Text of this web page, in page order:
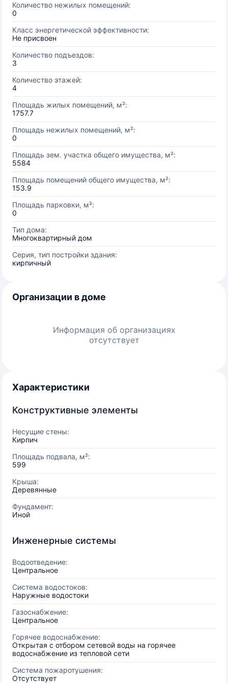
Количество нежилых помещений:
0
Класс энергетической эффективности:
Не присвоен
Количество подъездов:
3
Количество этажей:
4
Площадь жилых помещений, м²:
1757.7
Площадь нежилых помещений, м²:
0
Площадь зем. участка общего имущества, м²:
5584
Площадь помещений общего имущества, м²:
153.9
Площадь парковки, м²:
0
Тип дома:
Многоквартирный дом
Серия, тип постройки здания:
кирпичный
Организации в доме
Информация об организациях
отсутствует
Характеристики
Конструктивные элементы
Несущие стены:
Кирпич
Площадь подвала, м²:
599
Крыша:
Деревянные
Фундамент:
Иной
Инженерные системы
Водоотведение:
Центральное
Система водостоков:
Наружные водостоки
Газоснабжение:
Центральное
Горячее водоснабжение:
Открытая с отбором сетевой воды на горячее
водоснабжение из тепловой сети
Система пожаротушения:
Отсутствует